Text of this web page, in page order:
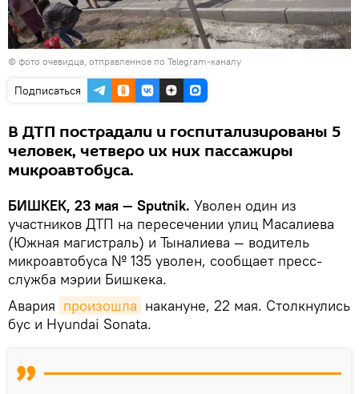
© фото очевидца, отправленное по Telegram-каналу
Подписаться
В ДТП пострадали и госпитализированы 5
человек, четверо их них пассажиры
микроавтобуса.
БИШКЕК, 23 мая — Sputnik. Уволен один из
участников ДТП на пересечении улиц Масалиева
(Южная магистраль) и Тыналиева — водитель
микроавтобуса № 135 уволен, сообщает пресс-
служба мэрии Бишкека.
Авария произошла накануне, 22 мая. Столкнулись
бус и Hyundai Sonata.